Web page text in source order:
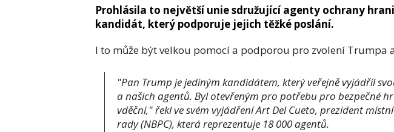
Prohlásila to největší unie sdružující agenty ochrany
kandidát, který podporuje jejich těžké poslání.
I to může být velkou pomocí a podporou pro zvolení Trumpa
"Pan Trump je jediným kandidátem, který veřejně vyjádřil
a našich agentů. Byl otevřeným pro potřebu pro bezpečné
vděční," řekl ve svém vyjádření Art Del Cueto, prezident
rady (NBPC), která reprezentuje 18 000 agentů.